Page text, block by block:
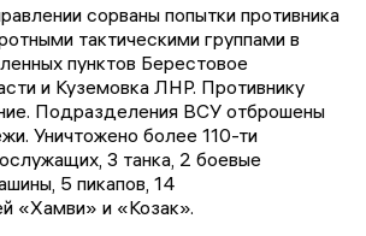
сорваны попытки противника
тактическими группами в
пунктов Берестовое
и Куземовка ЛНР. Противнику
Подразделения ВСУ отброшены
Уничтожено более 110-ти
3 танка, 2 боевые
5 пикапов, 14
«Хамви» и «Козак».